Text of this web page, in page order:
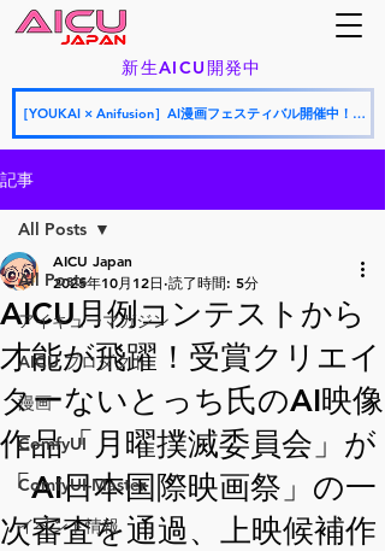
新生AICU開発中
［YOUKAI × Anifusion］AI漫画フェスティバル開催中！応募期間：2026年7月9日〜7月26日
記事
All Posts
アイキューマガジン
AICU プロダクト
漫画
ComfyUI
ComfyUI-Master
イベント情報
All Posts
AICU月例コンテストから
才能が飛躍！受賞クリエイ
ターないとっち氏のAI映像
作品「月曜撲滅委員会」が
「AI日本国際映画祭」の一
次審査を通過、上映候補作
AICU Japan
2025年10月12日 読了時間: 5分